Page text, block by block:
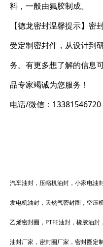
料，一般由氟胶制成。
【德龙密封温馨提示】
受定制密封件，从设计到
务。有更多想了解的信息
品专家竭诚为您服务！
电话/微信：13381546720
汽车油封，压缩机油封，小家电油
发电机油封，天然气密封圈，空压
乙烯密封圈，PTFE油封，橡胶油
油封厂家，密封圈厂家，密封圈定